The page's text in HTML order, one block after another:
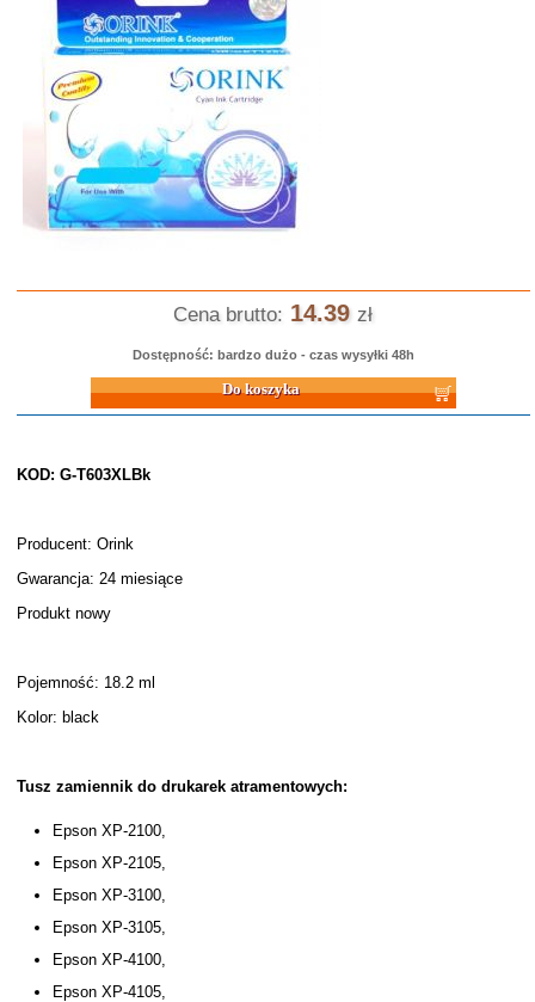
Cena brutto: 14.39 zł
Dostępność: bardzo dużo - czas wysyłki 48h
Do koszyka
KOD: G-T603XLBk
Producent: Orink
Gwarancja: 24 miesiące
Produkt nowy
Pojemność: 18.2 ml
Kolor: black
Tusz zamiennik do drukarek atramentowych:
Epson XP-2100,
Epson XP-2105,
Epson XP-3100,
Epson XP-3105,
Epson XP-4100,
Epson XP-4105,